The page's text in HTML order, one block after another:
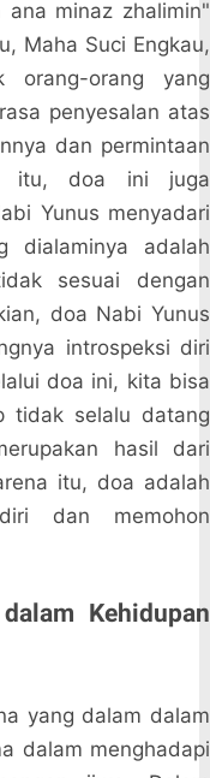
minaz zhalimin"
Maha Suci Engkau,
orang-orang yang
penyesalan atas
dan permintaan
itu, doa ini juga
Yunus menyadari
dialaminya adalah
sesuai dengan
doa Nabi Yunus
introspeksi diri
doa ini, kita bisa
tidak selalu datang
hasil dari
itu, doa adalah
dan memohon
Kehidupan
yang dalam dalam
dalam menghadapi